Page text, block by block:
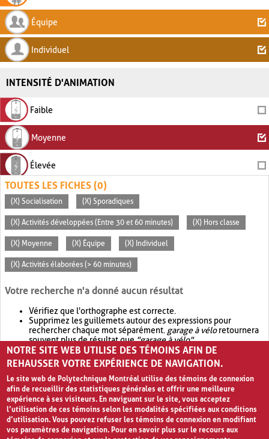
Équipe
Individuel
INTENSITÉ D'ANIMATION
Faible
Moyenne
Élevée
TOUTES LES FICHES (0)
(X) Socialisation (X) Sporadiques
(X) Activités développées (Entre 30 et 60 minutes) (X) Hors classe
(X) Moyenne (X) Équipe (X) Individuel
(X) Activités élaborées (> 60 minutes)
Votre recherche n'a donné aucun résultat
Vérifiez que l'orthographe est correcte.
Supprimez les guillemets autour des expressions pour
rechercher chaque mot séparément. garage à véloretournera
souvent plus de résultat que"garage à vélo".
Envisagez d'élargir votre recherche avec OR.garage OR vélo
retournera souvent plus de résultat quegarage à vélo
NOTRE SITE WEB UTILISE DES TÉMOINS AFIN DE
REHAUSSER VOTRE EXPÉRIENCE DE NAVIGATION.
Le site web de Polytechnique Montréal utilise des témoins de connexion
afin de recueillir des statistiques générales et offrir une meilleure
expérience à ses visiteurs. En naviguant sur le site, vous acceptez
l’utilisation de ces témoins selon les modalités spécifiées aux conditions
d’utilisation. Vous pouvez refuser les témoins de connexion en modifiant
vos paramètres de navigation. Pour en savoir plus sur le recours aux